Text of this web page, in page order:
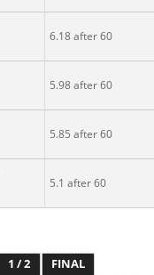
6.18 after 60
5.98 after 60
5.85 after 60
5.1 after 60
1 / 2
FINAL